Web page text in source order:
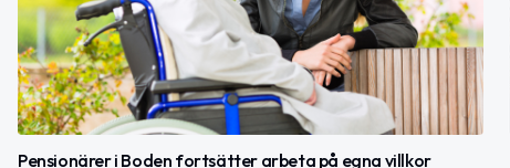
Pensionärer i Boden fortsätter arbeta på egna villkor